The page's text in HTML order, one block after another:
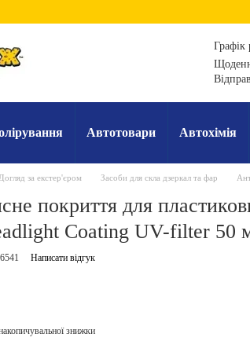
Графік
Автотовари Автохімія
Догляд за екстер'єром Засоби для скла дзеркал та фар
покриття для
Coating UV-filter 50
Написати відгук
знижки